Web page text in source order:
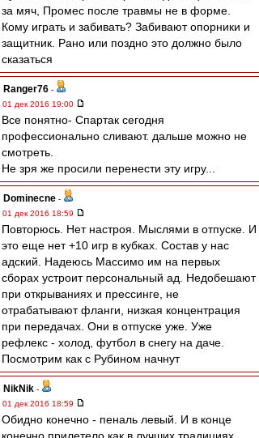
за мяч, Промес после травмы не в форме.
Кому играть и забивать? Забивают опорники и
защитник. Рано или поздно это должно было
сказаться
Ranger76 -
01 дек 2016 19:00
Все понятно- Спартак сегодня
профессионально сливают. дальше можно не
смотреть.
Не зря же просили перенести эту игру...
Dominecne -
01 дек 2016 18:59
Повторюсь. Нет настроя. Мыслями в отпуске. И
это еще нет +10 игр в кубках. Состав у нас
адский. Надеюсь Массимо им на первых
сборах устроит персональный ад. Недобешают
при открываниях и прессинге, не
отрабатывают фланги, низкая концентрация
при передачах. Они в отпуске уже. Уже
рефлекс - холод, футбол в снегу на даче.
Посмотрим как с Рубином начнут
NikNik -
01 дек 2016 18:59
Обидно конечно - пеналь левый. И в конце